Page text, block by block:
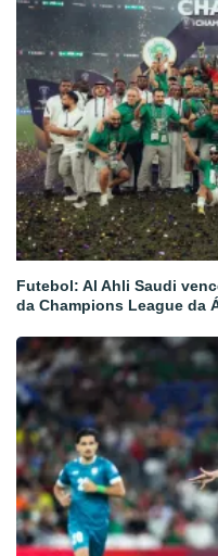
Futebol: Al Ahli Saudi
da Champions League da